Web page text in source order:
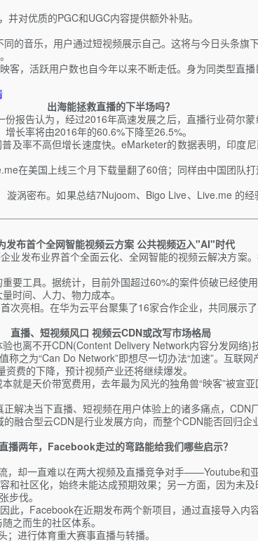
对优质的PGC和UGC内容提供额外补贴。
音乐，用户通过短视频展示自己。这将与今日头条旗
客，活跃用户数也自今年以来不断走低。身为同类型
出海能拯救直播的下半场吗？
报告认为，经过2016年高速发展之后，直播行业荷尔
长率将由2016年的60.6%下降至26.5%。
及率不高但增长速度快。eMarketer的数据表明，印度
在美国上线三个月下载量翻了60倍；同样由中国团队
涡密布。如果总结7Nujoom、Bigo Live、Live.me 的
发布首个全网智能视频云方案 公共视频迈入"AI"时代
发布业界首个全面云化、全网智能的视频云解决方案
工具。据统计，目前外国超过60%的案件侦破已经使
时间、人力、物力成本。
亮相。在华为云平台聚集了16家合作企业，共同展示
直播、短视频风口 视频云CDN或改写市场格局
也离不开CDN(Content Delivery Network内容分发网络)
之为“Can Do Network”即想尽一切办法“加速”。互联
费的下降，预计视频产业还将继续爆发。
是天价带宽费用，去年最为风光的独角兽“映客”被宣
解决当下直播、短视频在用户体验上的诸多痛点，
融合型云CDN是行业发展方向，而整个CDN能否回归
播两年，Facebook走过的弯路能给我们哪些启示？
却一直难以在两大视频及直播竞争对手——Youtube和
社区化，始终未能达成预期效果；另一方面，因为未
步伐。
，Facebook在近期发布两个新项目，通过直接导入
之而生的社区体系。
进行体育重大赛事直播与转播。